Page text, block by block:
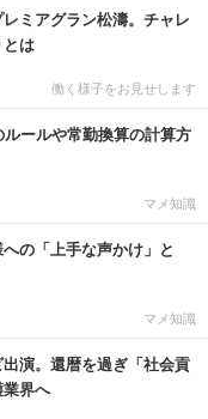
ミアグラン松濤。チャレ
は
働く様子をお見せします
ルールや常勤換算の計算方
マメ知識
の「上手な声かけ」と
マメ知識
演。還暦を過ぎ「社会貢
界へ